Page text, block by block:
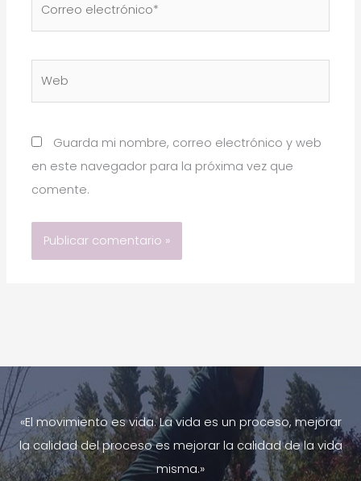
Guarda mi nombre, correo electrónico y web
en este navegador para la próxima vez que
comente.
«El movimiento es vida. La vida es un proceso, mejorar
la calidad del proceso es mejorar la calidad de la vida
misma.»